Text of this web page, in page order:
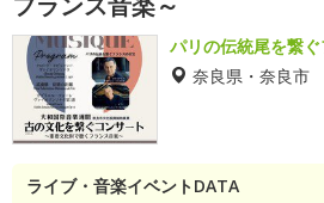
パリの伝統尾を繋
奈良県・奈良市
ライブ・音楽イベントDATA